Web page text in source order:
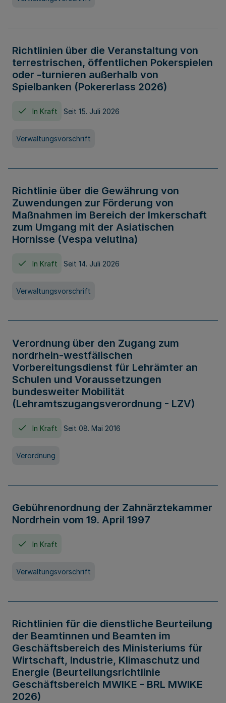
Richtlinien über die Veranstaltung von
terrestrischen, öffentlichen Pokerspielen
oder -turnieren außerhalb von
Spielbanken (Pokererlass 2026)
In Kraft Seit 15. Juli 2026
Verwaltungsvorschrift
Richtlinie über die Gewährung von
Zuwendungen zur Förderung von
Maßnahmen im Bereich der Imkerschaft
zum Umgang mit der Asiatischen
Hornisse (Vespa velutina)
In Kraft Seit 14. Juli 2026
Verwaltungsvorschrift
Verordnung über den Zugang zum
nordrhein-westfälischen
Vorbereitungsdienst für Lehrämter an
Schulen und Voraussetzungen
bundesweiter Mobilität
(Lehramtszugangsverordnung - LZV)
In Kraft Seit 08. Mai 2016
Verordnung
Gebührenordnung der Zahnärztekammer
Nordrhein vom 19. April 1997
In Kraft
Verwaltungsvorschrift
Richtlinien für die dienstliche Beurteilung
der Beamtinnen und Beamten im
Geschäftsbereich des Ministeriums für
Wirtschaft, Industrie, Klimaschutz und
Energie (Beurteilungsrichtlinie
Geschäftsbereich MWIKE - BRL MWIKE
2026)